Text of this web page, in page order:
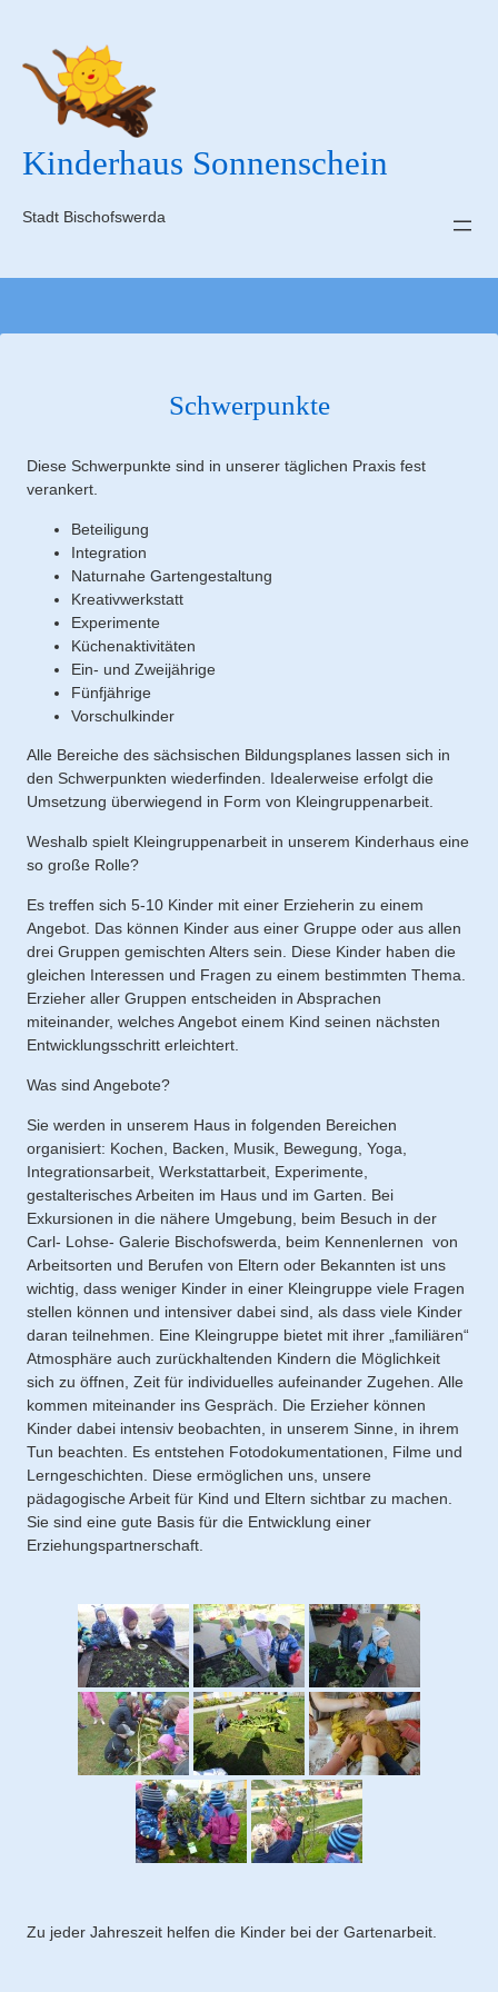
springen
Kinderhaus Sonnenschein
Stadt Bischofswerda
Schwerpunkte
Diese Schwerpunkte sind in unserer täglichen Praxis fest
verankert.
Beteiligung
Integration
Naturnahe Gartengestaltung
Kreativwerkstatt
Experimente
Küchenaktivitäten
Ein- und Zweijährige
Fünfjährige
Vorschulkinder
Alle Bereiche des sächsischen Bildungsplanes lassen sich in
den Schwerpunkten wiederfinden. Idealerweise erfolgt die
Umsetzung überwiegend in Form von Kleingruppenarbeit.
Weshalb spielt Kleingruppenarbeit in unserem Kinderhaus eine
so große Rolle?
Es treffen sich 5-10 Kinder mit einer Erzieherin zu einem
Angebot. Das können Kinder aus einer Gruppe oder aus allen
drei Gruppen gemischten Alters sein. Diese Kinder haben die
gleichen Interessen und Fragen zu einem bestimmten Thema.
Erzieher aller Gruppen entscheiden in Absprachen
miteinander, welches Angebot einem Kind seinen nächsten
Entwicklungsschritt erleichtert.
Was sind Angebote?
Sie werden in unserem Haus in folgenden Bereichen
organisiert: Kochen, Backen, Musik, Bewegung, Yoga,
Integrationsarbeit, Werkstattarbeit, Experimente,
gestalterisches Arbeiten im Haus und im Garten. Bei
Exkursionen in die nähere Umgebung, beim Besuch in der
Carl- Lohse- Galerie Bischofswerda, beim Kennenlernen von
Arbeitsorten und Berufen von Eltern oder Bekannten ist uns
wichtig, dass weniger Kinder in einer Kleingruppe viele Fragen
stellen können und intensiver dabei sind, als dass viele Kinder
daran teilnehmen. Eine Kleingruppe bietet mit ihrer „familiären“
Atmosphäre auch zurückhaltenden Kindern die Möglichkeit
sich zu öffnen, Zeit für individuelles aufeinander Zugehen. Alle
kommen miteinander ins Gespräch. Die Erzieher können
Kinder dabei intensiv beobachten, in unserem Sinne, in ihrem
Tun beachten. Es entstehen Fotodokumentationen, Filme und
Lerngeschichten. Diese ermöglichen uns, unsere
pädagogische Arbeit für Kind und Eltern sichtbar zu machen.
Sie sind eine gute Basis für die Entwicklung einer
Erziehungspartnerschaft.
Zu jeder Jahreszeit helfen die Kinder bei der Gartenarbeit.